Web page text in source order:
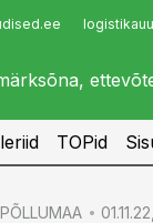
TOPid
PÕLLUMAA